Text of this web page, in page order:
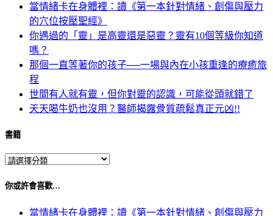
當情緒卡在身體裡：讀《第一本針對情緒、創傷與壓力
的穴位按壓聖經》
你遇過的「靈」是高靈還是惡靈？靈有10個等級你知道
嗎？
那個一直等著你的孩子──一場與內在小孩重逢的療癒旅
程
世間有人就有靈，但你對靈的認識，可能從頭就錯了
天天喝牛奶也沒用？醫師揭露骨質疏鬆真正元凶!!
書籍
你或許會喜歡…
當情緒卡在身體裡：讀《第一本針對情緒、創傷與壓力